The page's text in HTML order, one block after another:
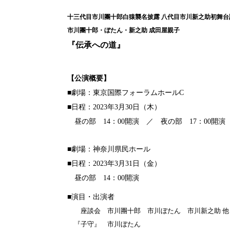
十三代目市川團十郎白猿襲名披露 八代目市川新之助初舞
市川團十郎・ぼたん・新之助 成田屋親子
『伝承への道』
【公演概要】
■劇場：東京国際フォーラムホールC
■日程：2023年3月30日（木）
昼の部 14：00開演 ／ 夜の部 17：00開演
■劇場：神奈川県民ホール
■日程：2023年3月31 日（金）
昼の部 14：00開演
■演目・出演者
座談会 市川團十郎 市川ぼたん 市川新之助 他
『子守』 市川ぼたん